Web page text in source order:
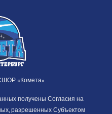
«Комета»
получены Согласия на
разрешенных Субъектом